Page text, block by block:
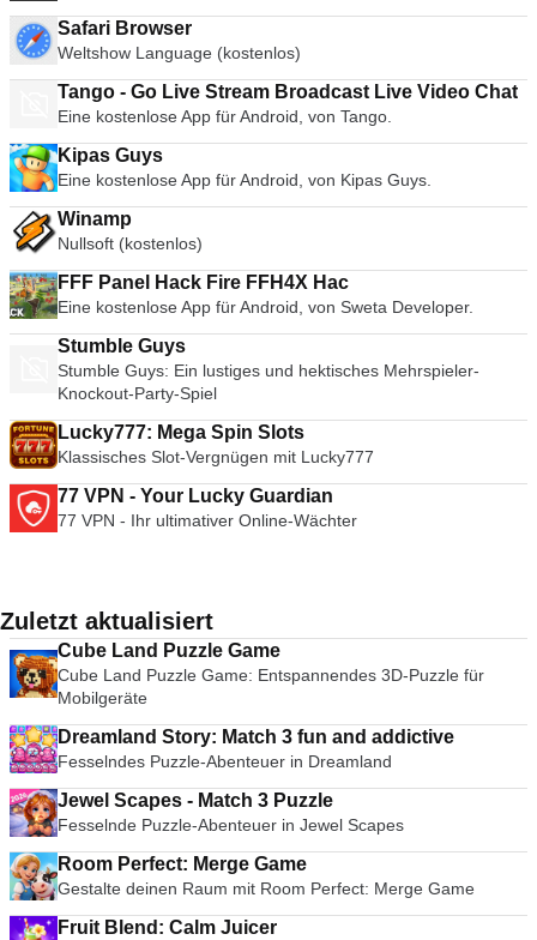
Safari Browser
Weltshow Language (kostenlos)
Tango - Go Live Stream Broadcast Live Video Chat
Eine kostenlose App für Android, von Tango.
Kipas Guys
Eine kostenlose App für Android, von Kipas Guys.
Winamp
Nullsoft (kostenlos)
FFF Panel Hack Fire FFH4X Hac
Eine kostenlose App für Android, von Sweta Developer.
Stumble Guys
Stumble Guys: Ein lustiges und hektisches Mehrspieler-
Knockout-Party-Spiel
Lucky777: Mega Spin Slots
Klassisches Slot-Vergnügen mit Lucky777
77 VPN - Your Lucky Guardian
77 VPN - Ihr ultimativer Online-Wächter
Zuletzt aktualisiert
Cube Land Puzzle Game
Cube Land Puzzle Game: Entspannendes 3D-Puzzle für
Mobilgeräte
Dreamland Story: Match 3 fun and addictive
Fesselndes Puzzle-Abenteuer in Dreamland
Jewel Scapes - Match 3 Puzzle
Fesselnde Puzzle-Abenteuer in Jewel Scapes
Room Perfect: Merge Game
Gestalte deinen Raum mit Room Perfect: Merge Game
Fruit Blend: Calm Juicer